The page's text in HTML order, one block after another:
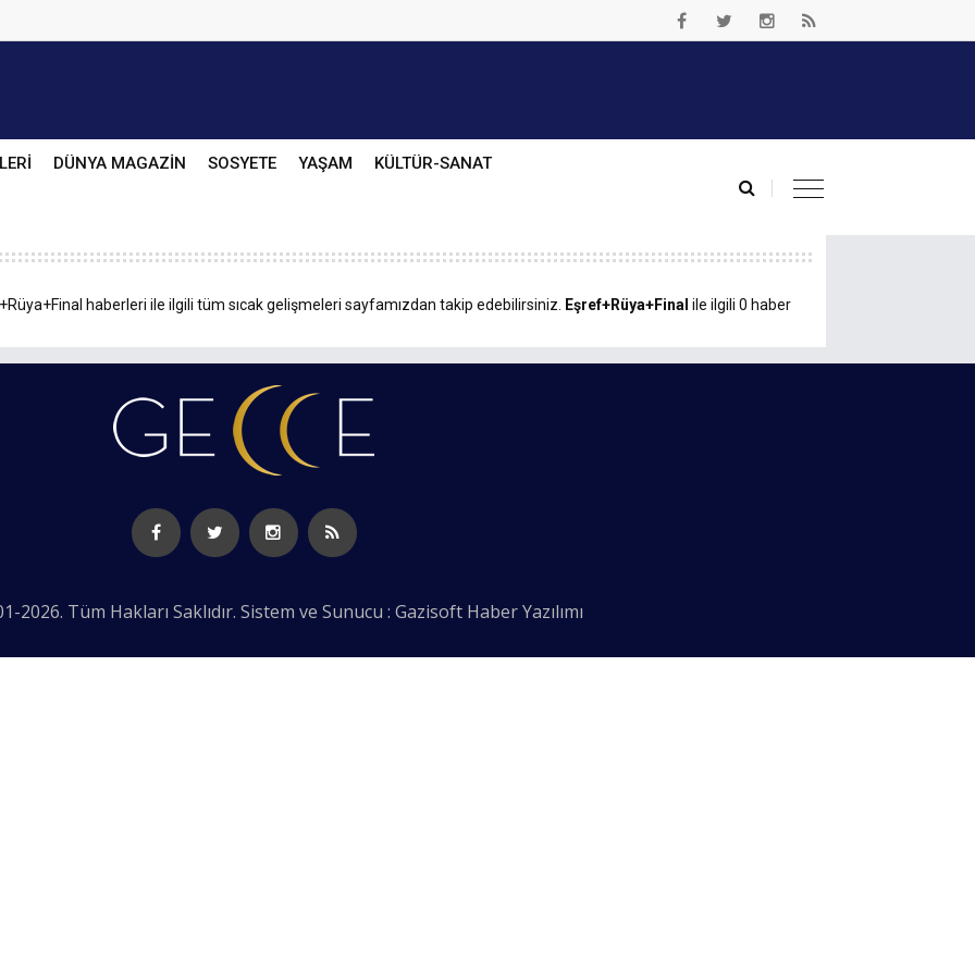
DÜNYA MAGAZİN SOSYETE YAŞAM KÜLTÜR-SANAT
haberleri ile ilgili tüm sıcak gelişmeleri sayfamızdan takip edebilirsiniz. Eşref+Rüya+Final ile ilgili 0 haber
2026. Tüm Hakları Saklıdır. Sistem ve Sunucu : Gazisoft Haber Yazılımı